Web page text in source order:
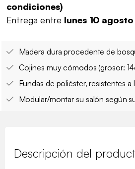
condiciones)
Entrega entre lunes 10 agosto
Madera dura procedente de
Cojines muy cómodos (grosor:
Fundas de poliéster, resistentes a
Modular/montar su salón según
Descripción del